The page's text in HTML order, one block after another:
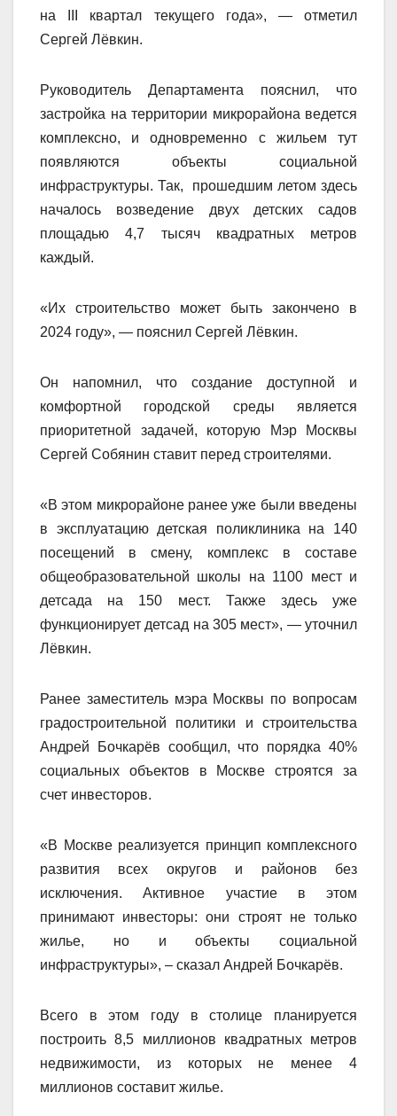
на
квартал текущего года», — отметил
Сергей Лёвкин.
Руководитель Департамента пояснил, что
застройка на территории микрорайона ведется
комплексно, и одновременно с жильем тут
появляются объекты социальной
инфраструктуры. Так, прошедшим летом здесь
началось возведение двух детских садов
площадью 4,7 тысяч квадратных метров
каждый.
«Их строительство может быть закончено в
2024 году», — пояснил Сергей Лёвкин.
Он напомнил, что создание доступной и
комфортной городской среды является
приоритетной задачей, которую Мэр Москвы
Сергей Собянин ставит перед строителями.
«В этом микрорайоне ранее уже были введены
в эксплуатацию детская поликлиника на 140
посещений в смену, комплекс в составе
общеобразовательной школы на 1100 мест и
детсада на 150 мест. Также здесь уже
функционирует детсад на 305 мест», — уточнил
Лёвкин.
Ранее заместитель мэра Москвы по вопросам
градостроительной политики и строительства
Андрей Бочкарёв сообщил, что порядка 40%
социальных объектов в Москве строятся за
счет инвесторов.
«В Москве реализуется принцип комплексного
развития всех округов и районов без
исключения. Активное участие в этом
принимают инвесторы: они строят не только
жилье, но и объекты социальной
инфраструктуры», – сказал Андрей Бочкарёв.
Всего в этом году в столице планируется
построить 8,5 миллионов квадратных метров
недвижимости, из которых не менее 4
миллионов составит жилье.